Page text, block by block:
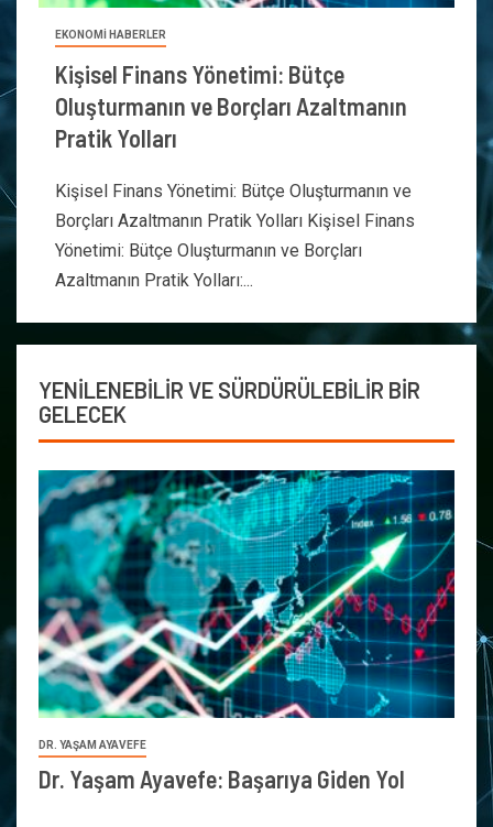
EKONOMİ HABERLER
Kişisel Finans Yönetimi: Bütçe
Oluşturmanın ve Borçları Azaltmanın
Pratik Yolları
Kişisel Finans Yönetimi: Bütçe Oluşturmanın ve
Borçları Azaltmanın Pratik Yolları Kişisel Finans
Yönetimi: Bütçe Oluşturmanın ve Borçları
Azaltmanın Pratik Yolları:...
YENİLENEBİLİR VE SÜRDÜRÜLEBİLİR BİR
GELECEK
DR. YAŞAM AYAVEFE
Dr. Yaşam Ayavefe: Başarıya Giden Yol